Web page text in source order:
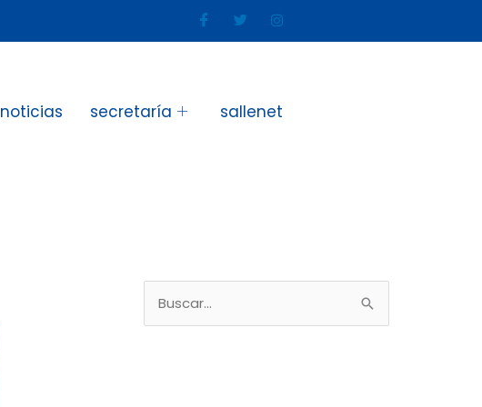
noticias secretaría sallenet